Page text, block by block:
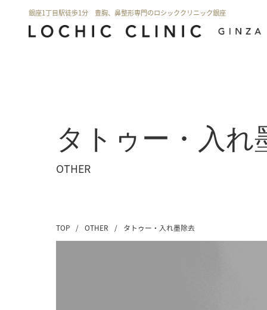
銀座1丁目駅徒歩1分 豊胸、鼻整形専門のロシッククリニック銀座
タトゥー・入れ
OTHER
TOP / OTHER / タトゥー・入れ墨除去